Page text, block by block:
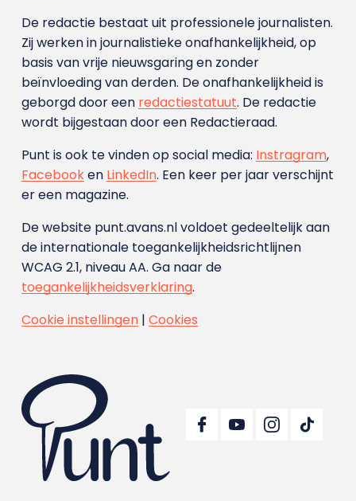
De redactie bestaat uit professionele journalisten.
Zij werken in journalistieke onafhankelijkheid, op
basis van vrije nieuwsgaring en zonder
beïnvloeding van derden. De onafhankelijkheid is
geborgd door een redactiestatuut. De redactie
wordt bijgestaan door een Redactieraad.
Punt is ook te vinden op social media: Instragram,
Facebooken LinkedIn. Een keer per jaar verschijnt
er een magazine.
De website punt.avans.nl voldoet gedeeltelijk aan
de internationale toegankelijkheidsrichtlijnen
WCAG 2.1, niveau AA. Ga naar de
toegankelijkheidsverklaring.
Cookie instellingen| Cookies